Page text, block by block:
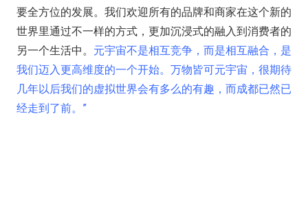
要全方位的发展。我们欢迎所有的品牌和商家在这个新的
世界里通过不一样的方式，更加沉浸式的融入到消费者的
另一个生活中。 元宇宙不是相互竞争，而是相互融合，是
我们迈入更高维度的一个开始。万物皆可元宇宙，很期待
几年以后我们的虚拟世界会有多么的有趣，而成都已然已
经走到了前。”